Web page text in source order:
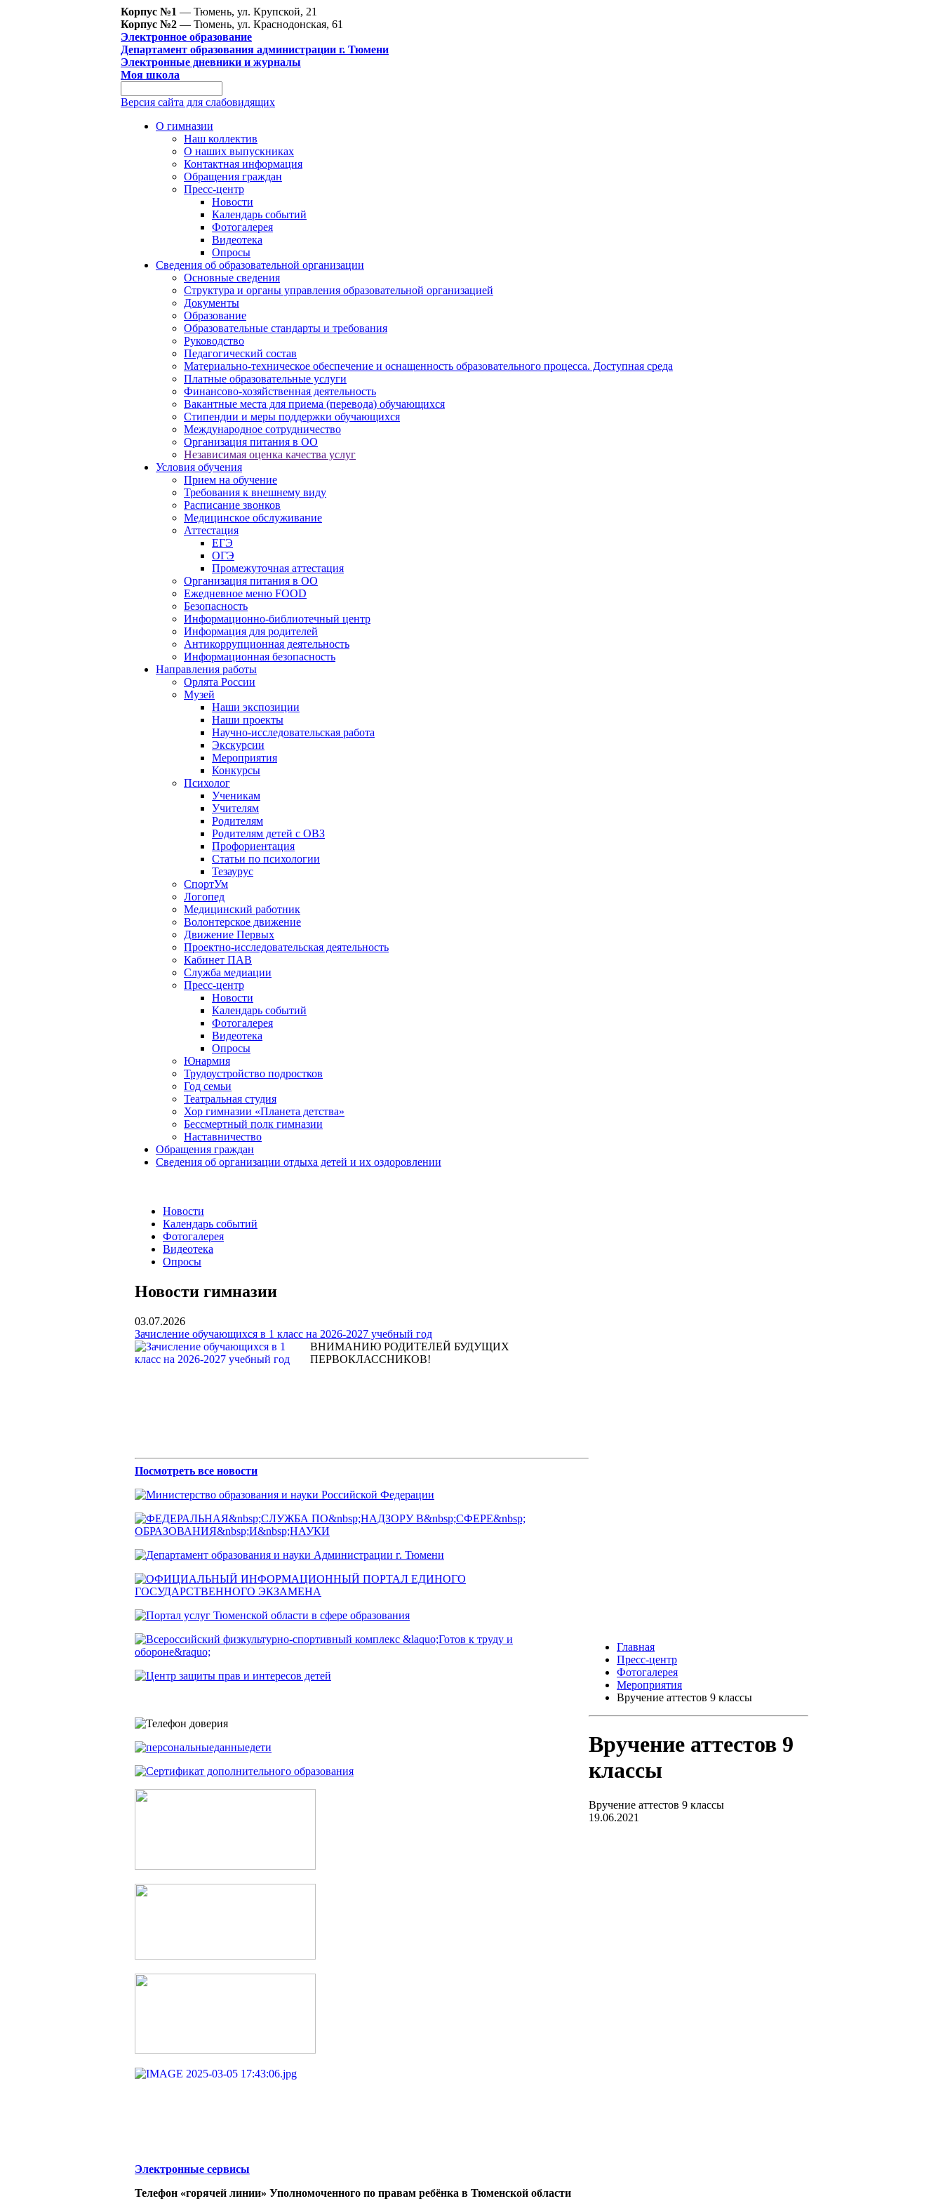
Корпус №1 — Тюмень, ул. Крупской, 21
Корпус №2 — Тюмень, ул. Краснодонская, 61
Электронное образование
Департамент образования администрации г. Тюмени
Электронные дневники и журналы
Моя школа
Версия сайта для слабовидящих
О гимназии
Наш коллектив
О наших выпускниках
Контактная информация
Обращения граждан
Пресс-центр
Новости
Календарь событий
Фотогалерея
Видеотека
Опросы
Сведения об образовательной организации
Основные сведения
Структура и органы управления образовательной организацией
Документы
Образование
Образовательные стандарты и требования
Руководство
Педагогический состав
Материально-техническое обеспечение и оснащенность образовательного процесса. Доступная среда
Платные образовательные услуги
Финансово-хозяйственная деятельность
Вакантные места для приема (перевода) обучающихся
Стипендии и меры поддержки обучающихся
Международное сотрудничество
Организация питания в ОО
Независимая оценка качества услуг
Условия обучения
Прием на обучение
Требования к внешнему виду
Расписание звонков
Медицинское обслуживание
Аттестация
ЕГЭ
ОГЭ
Промежуточная аттестация
Организация питания в ОО
Ежедневное меню FOOD
Безопасность
Информационно-библиотечный центр
Информация для родителей
Антикоррупционная деятельность
Информационная безопасность
Направления работы
Орлята России
Музей
Наши экспозиции
Наши проекты
Научно-исследовательская работа
Экскурсии
Мероприятия
Конкурсы
Психолог
Ученикам
Учителям
Родителям
Родителям детей с ОВЗ
Профориентация
Статьи по психологии
Тезаурус
СпортУм
Логопед
Медицинский работник
Волонтерское движение
Движение Первых
Проектно-исследовательская деятельность
Кабинет ПАВ
Служба медиации
Пресс-центр
Новости
Календарь событий
Фотогалерея
Видеотека
Опросы
Юнармия
Трудоустройство подростков
Год семьи
Театральная студия
Хор гимназии «Планета детства»
Бессмертный полк гимназии
Наставничество
Обращения граждан
Сведения об организации отдыха детей и их оздоровлении
Новости
Календарь событий
Фотогалерея
Видеотека
Опросы
Новости гимназии
03.07.2026
Зачисление обучающихся в 1 класс на 2026-2027 учебный год
ВНИМАНИЮ РОДИТЕЛЕЙ БУДУЩИХ
ПЕРВОКЛАССНИКОВ!
Посмотреть все новости
Электронные сервисы
Телефон «горячей линии» Уполномоченного по правам ребёнка в Тюменской области
Главная
Пресс-центр
Фотогалерея
Мероприятия
Вручение аттестов 9 классы
Вручение аттестов 9
классы
Вручение аттестов 9 классы
19.06.2021